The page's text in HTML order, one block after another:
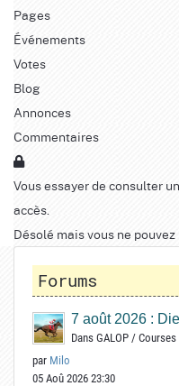
Pages
Événements
Votes
Blog
Annonces
Commentaires
Vous essayer de consulter
accès.
Désolé mais vous ne
Forums
7 août 2026 :
Dans GALOP /
par Milo
05 Aoû 2026 23:30